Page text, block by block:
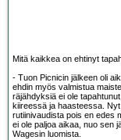
Mitä kaikkea on ehtinyt
- Tuon Picnicin jälkeen oli
ehdin myös valmistua
räjähdyksiä ei ole
kiireessä ja haasteessa.
rutiinivaudista pois en edes
ei ole paljoa aikaa, nuo sen
Wagesin luomista.